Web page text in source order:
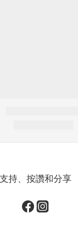
支持、按讚和分享